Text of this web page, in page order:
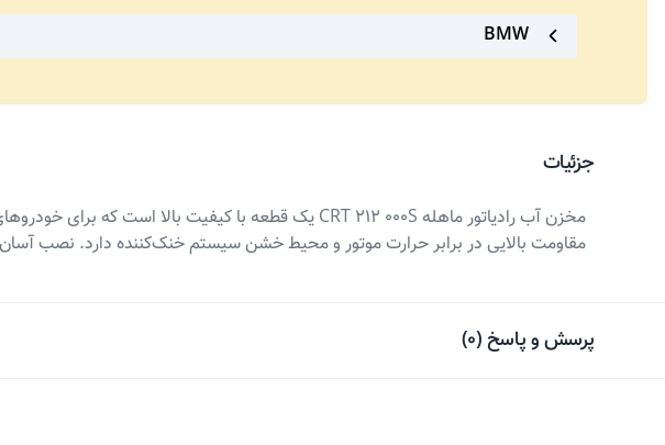
BMW
جزئیات
مقاومت بالایی در برابر حرارت موتور و محیط خشن سیستم خنک‌کننده دارد. نصب
پرسش و پاسخ (
0
)